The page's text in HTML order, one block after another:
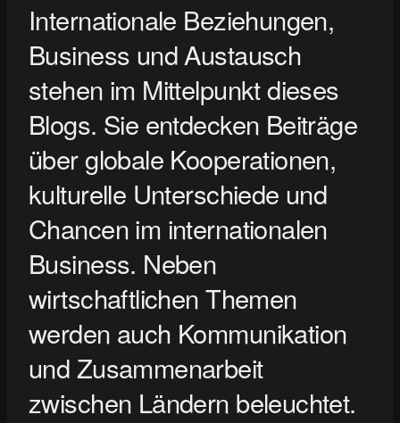
Internationale Beziehungen,
Business und Austausch
stehen im Mittelpunkt dieses
Blogs. Sie entdecken Beiträge
über globale Kooperationen,
kulturelle Unterschiede und
Chancen im internationalen
Business. Neben
wirtschaftlichen Themen
werden auch Kommunikation
und Zusammenarbeit
zwischen Ländern beleuchtet.